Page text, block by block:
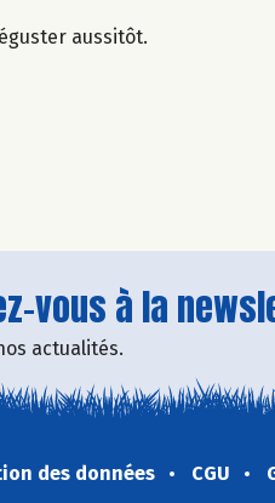
aussitôt.
vous à la
actualités.
des données CGU